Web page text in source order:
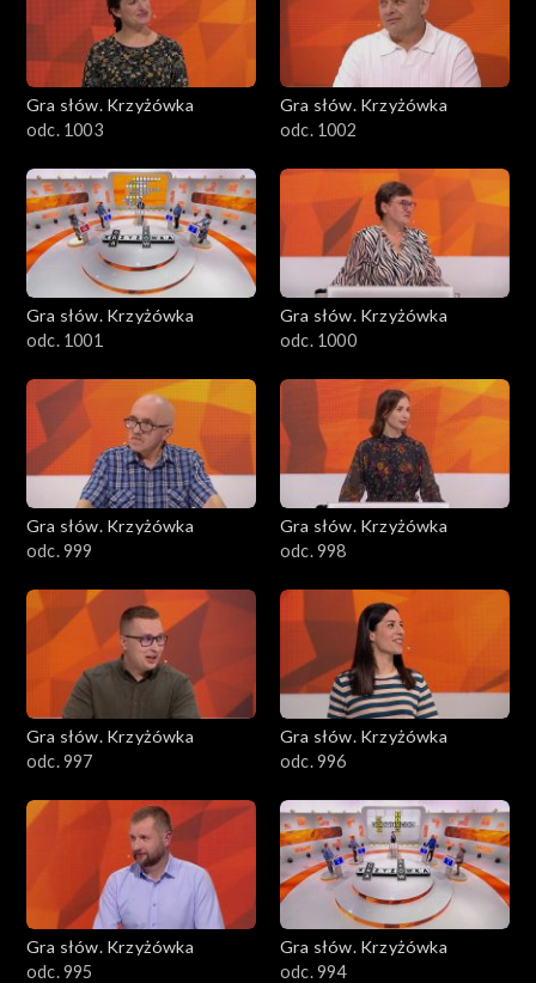
Gra słów. Krzyżówka
odc. 1003
Gra słów. Krzyżówka
odc. 1002
Gra słów. Krzyżówka
odc. 1001
Gra słów. Krzyżówka
odc. 1000
Gra słów. Krzyżówka
odc. 999
Gra słów. Krzyżówka
odc. 998
Gra słów. Krzyżówka
odc. 997
Gra słów. Krzyżówka
odc. 996
Gra słów. Krzyżówka
odc. 995
Gra słów. Krzyżówka
odc. 994